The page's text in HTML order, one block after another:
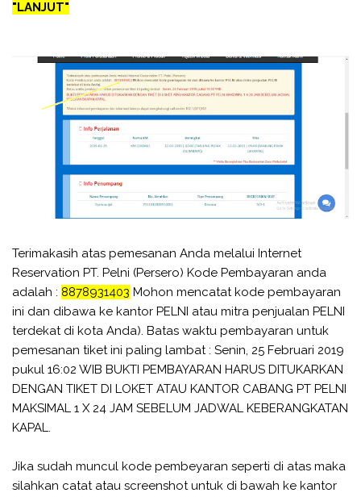
"LANJUT"
Terimakasih atas pemesanan Anda melalui Internet
Reservation PT. Pelni (Persero) Kode Pembayaran anda
adalah : 8878931403 Mohon mencatat kode pembayaran
ini dan dibawa ke kantor PELNI atau mitra penjualan PELNI
terdekat di kota Anda). Batas waktu pembayaran untuk
pemesanan tiket ini paling lambat : Senin, 25 Februari 2019
pukul 16:02 WIB BUKTI PEMBAYARAN HARUS DITUKARKAN
DENGAN TIKET DI LOKET ATAU KANTOR CABANG PT PELNI
MAKSIMAL 1 X 24 JAM SEBELUM JADWAL KEBERANGKATAN
KAPAL.
Jika sudah muncul kode pembeyaran seperti di atas maka
silahkan catat atau screenshot untuk di bawah ke kantor